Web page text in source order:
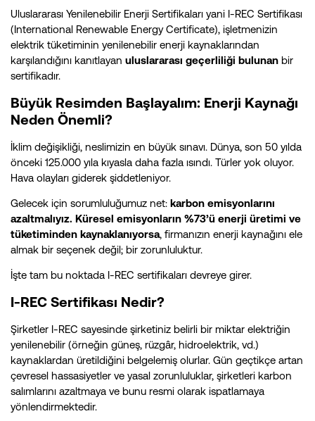
Uluslararası Yenilenebilir Enerji Sertifikaları yani I-REC Sertifikası
(International Renewable Energy Certificate), işletmenizin
elektrik tüketiminin yenilenebilir enerji kaynaklarından
karşılandığını kanıtlayan uluslararası geçerliliği bulunan bir
sertifikadır​.
Büyük Resimden Başlayalım: Enerji Kaynağı
Neden Önemli?
İklim değişikliği, neslimizin en büyük sınavı. Dünya, son 50 yılda
önceki 125.000 yıla kıyasla daha fazla ısındı. Türler yok oluyor.
Hava olayları giderek şiddetleniyor.
Gelecek için sorumluluğumuz net: karbon emisyonlarını
azaltmalıyız. Küresel emisyonların %73’ü enerji üretimi ve
tüketiminden kaynaklanıyorsa, firmanızın enerji kaynağını ele
almak bir seçenek değil; bir zorunluluktur.
İşte tam bu noktada I-REC sertifikaları devreye girer.
I-REC Sertifikası Nedir?
Şirketler I-REC sayesinde şirketiniz belirli bir miktar elektriğin
yenilenebilir (örneğin güneş, rüzgâr, hidroelektrik, vd.)
kaynaklardan üretildiğini belgelemiş olurlar. Gün geçtikçe artan
çevresel hassasiyetler ve yasal zorunluluklar, şirketleri karbon
salımlarını azaltmaya ve bunu resmi olarak ispatlamaya
yönlendirmektedir​.